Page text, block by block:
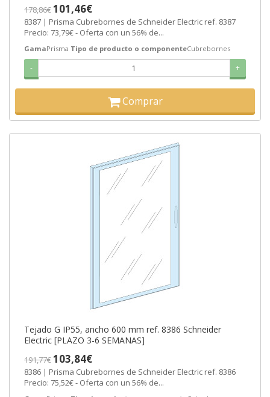
178,86€101,46€
8387 | Prisma Cubrebornes de Schneider Electric ref. 8387
Precio: 73,79€ - Oferta con un 56% de...
GamaPrisma Tipo de producto o componenteCubrebornes
- +
Comprar
Tejado G IP55, ancho 600 mm ref. 8386 Schneider
Electric [PLAZO 3-6 SEMANAS]
191,77€103,84€
8386 | Prisma Cubrebornes de Schneider Electric ref. 8386
Precio: 75,52€ - Oferta con un 56% de...